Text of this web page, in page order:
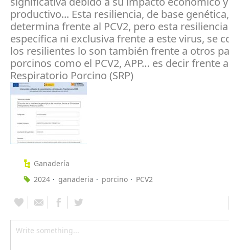
productivo... Esta resiliencia, de base
determina frente al PCV2, pero esta
específica ni exclusiva frente a este virus, se
los resilientes lo son también frente a otros
porcinos como el PCV2, APP… es decir frente
Respiratorio Porcino (SRP)
Ganadería
2024
ganaderia porcino PCV2